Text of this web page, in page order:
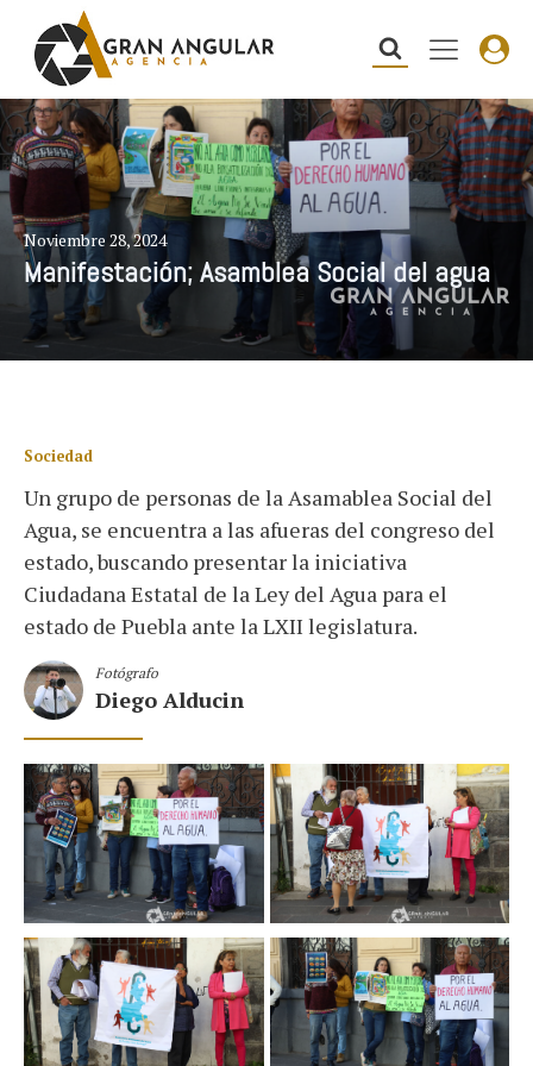
Noviembre 28, 2024
Manifestación; Asamblea Social del agua
Sociedad
Un grupo de personas de la Asamablea Social del
Agua, se encuentra a las afueras del congreso del
estado, buscando presentar la iniciativa
Ciudadana Estatal de la Ley del Agua para el
estado de Puebla ante la LXII legislatura.
Fotógrafo
Diego Alducin